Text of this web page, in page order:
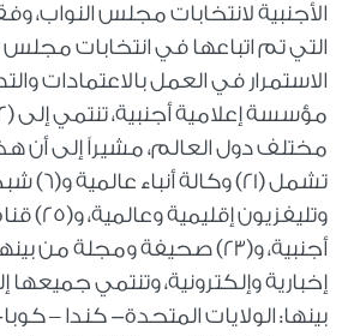
الأجنبية لانتخابات مجلس النواب،
التي تم اتباعها في انتخابات مجلس
مختلف دول العالم، مشيراً إلى أن
تشمل (21)
وتليفزيون
بينها: الولايات المتحدة- كندا –